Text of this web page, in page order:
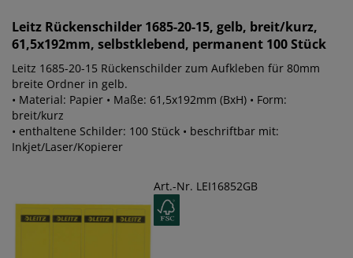
Leitz Rückenschilder 1685-20-15, gelb, breit/kurz,
61,5x192mm, selbstklebend, permanent 100 Stück
Leitz 1685-20-15 Rückenschilder zum Aufkleben für 80mm
breite Ordner in gelb.
• Material: Papier • Maße: 61,5x192mm (BxH) • Form:
breit/kurz
• enthaltene Schilder: 100 Stück • beschriftbar mit:
Inkjet/Laser/Kopierer
Art.-Nr. LEI16852GB